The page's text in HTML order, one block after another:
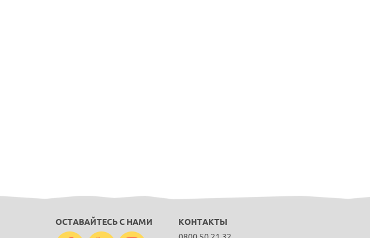
ОСТАВАЙТЕСЬ С НАМИ КОНТАКТЫ